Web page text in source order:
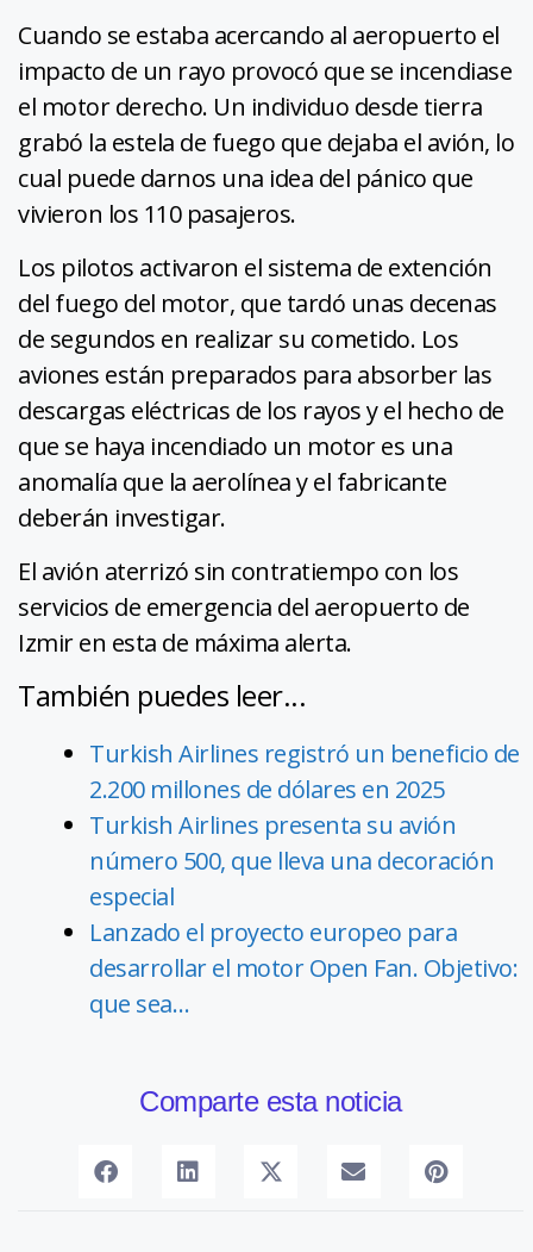
Cuando se estaba acercando al aeropuerto el
impacto de un rayo provocó que se incendiase
el motor derecho. Un individuo desde tierra
grabó la estela de fuego que dejaba el avión, lo
cual puede darnos una idea del pánico que
vivieron los 110 pasajeros.
Los pilotos activaron el sistema de extención
del fuego del motor, que tardó unas decenas
de segundos en realizar su cometido. Los
aviones están preparados para absorber las
descargas eléctricas de los rayos y el hecho de
que se haya incendiado un motor es una
anomalía que la aerolínea y el fabricante
deberán investigar.
El avión aterrizó sin contratiempo con los
servicios de emergencia del aeropuerto de
Izmir en esta de máxima alerta.
También puedes leer...
Turkish Airlines registró un beneficio de
2.200 millones de dólares en 2025
Turkish Airlines presenta su avión
número 500, que lleva una decoración
especial
Lanzado el proyecto europeo para
desarrollar el motor Open Fan. Objetivo:
que sea…
Comparte esta noticia